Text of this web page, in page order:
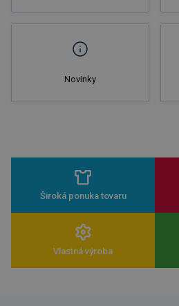
Novinky
Široká ponuka tovaru
Vlastná výroba